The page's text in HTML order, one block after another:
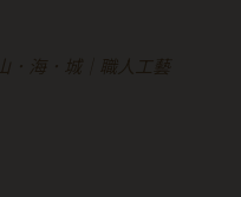
．海．城｜職人工藝